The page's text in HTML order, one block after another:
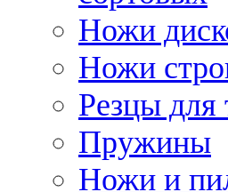
Ножи
Ножи
Резцы для
Пружины
Ножи и